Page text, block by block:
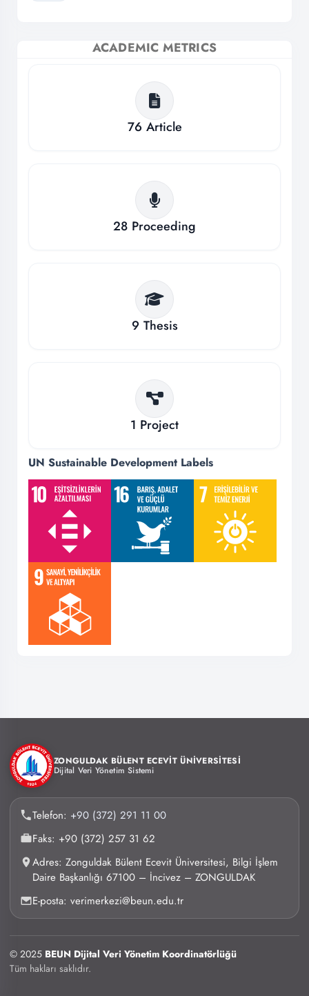
ACADEMIC METRICS
76 Article
28 Proceeding
9 Thesis
1 Project
UN Sustainable Development Labels
ZONGULDAK BÜLENT ECEVİT ÜNİVERSİTESİ
Dijital Veri Yönetim Sistemi
Telefon: +90 (372) 291 11 00
Faks: +90 (372) 257 31 62
Adres: Zonguldak Bülent Ecevit Üniversitesi, Bilgi İşlem
Daire Başkanlığı 67100 – İncivez – ZONGULDAK
E-posta: verimerkezi@beun.edu.tr
© 2025 BEUN Dijital Veri Yönetim Koordinatörlüğü
Tüm hakları saklıdır.